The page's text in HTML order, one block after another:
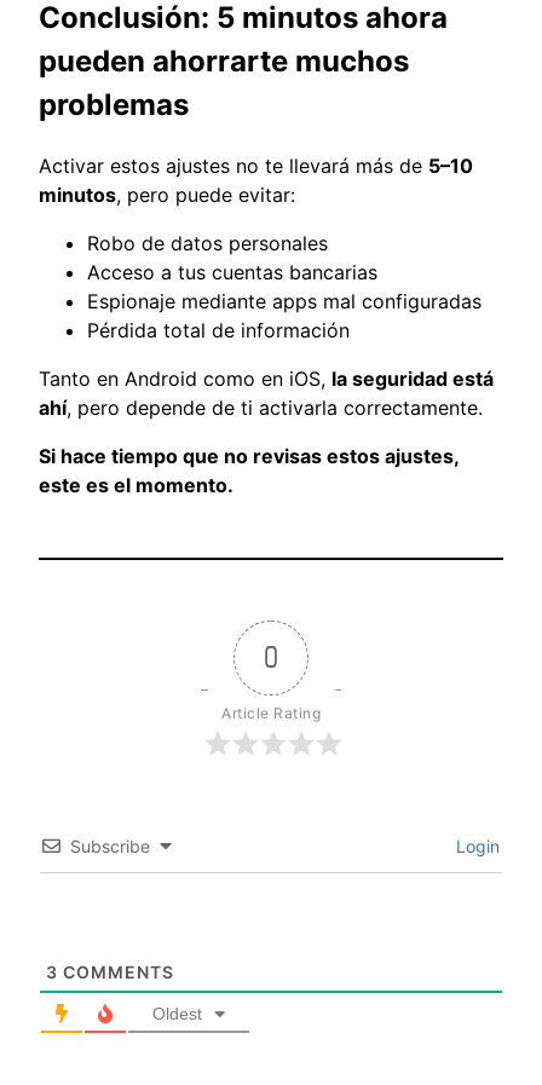
Conclusión: 5 minutos ahora
pueden ahorrarte muchos
problemas
Activar estos ajustes no te llevará más de 5–10
minutos, pero puede evitar:
Robo de datos personales
Acceso a tus cuentas bancarias
Espionaje mediante apps mal configuradas
Pérdida total de información
Tanto en Android como en iOS, la seguridad está
ahí, pero depende de ti activarla correctamente.
Si hace tiempo que no revisas estos ajustes,
este es el momento.
0
Article Rating
Subscribe Login
3 COMMENTS
Oldest